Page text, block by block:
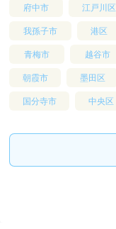
府中市 江戸川区
我孫子市 港区
青梅市 越谷市
朝霞市 墨田区
国分寺市 中央区